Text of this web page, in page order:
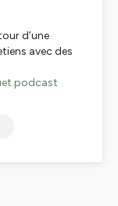
d’une
avec des